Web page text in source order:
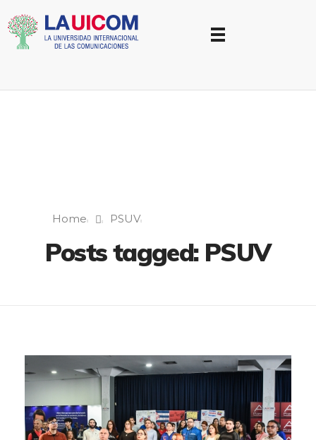
Home PSUV
Posts tagged: PSUV